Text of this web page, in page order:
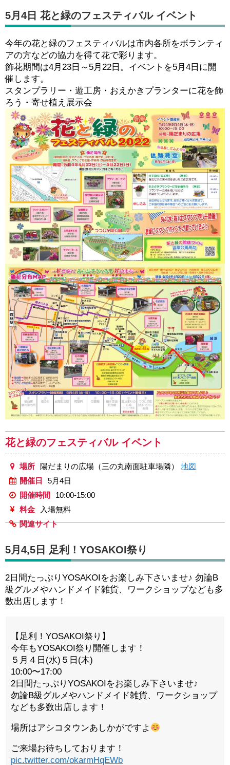
5月4日 花と緑のフェスティバル イベント
今年の花と緑のフェスティバルは市内各所をボランティ
アの方などの協力を得て花で彩ります。
飾花期間は4月23日～5月22日。イベントを5月4日に開
催します。
スタンプラリー・遊工房・おえかきプランターに花を飾
ろう・寄せ植え展示会
花と緑のフェスティバル イベント
場所 陽だまりの広場（三の丸南面駐車場隣）地図
開催日
5月4日
開催時間
10:00-15:00
料金
入場無料
関連サイト
5月4,5日 足利！YOSAKOI祭り
2日間たっぷりYOSAKOIをお楽しみ下さいませ♪ 勿論B
級グルメやハンドメイド雑貨、ワークショップなども多
数出店します！
【足利！YOSAKOI祭り】
今年もYOSAKOI祭り開催します！
５月４日(水)５日(木)
10:00〜17:00
2日間たっぷりYOSAKOIをお楽しみ下さいませ♪
勿論B級グルメやハンドメイド雑貨、ワークショップ
なども多数出店します！
場所はアシコタウンあしかがですよ
ご来場お待ちしております！
pic.twitter.com/okarmHqEWb